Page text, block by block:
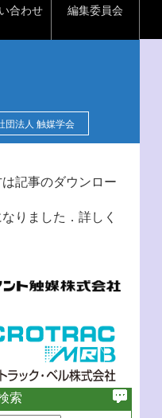
合わせ 編集委員会
団法人 触媒学会
記事のダウンロー
りました．詳しく
索